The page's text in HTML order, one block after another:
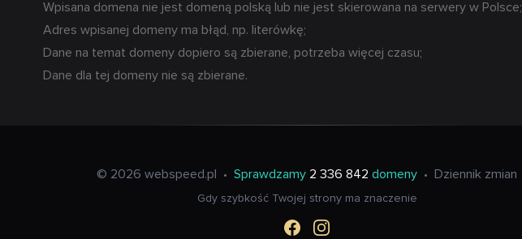
Wpisana domena nie jest domeną polską lub nie jest skierowana na serwery w Polsce;
Adres wpisanej domeny ma błąd, np. literówkę;
Dane na temat domeny dopiero są zbierane, potrzeba więcej czasu;
Dane dla tej domeny nie są zbierane.
© 2026 webspeed.pl • Sprawdzamy 2 336 842 domeny • Dziennik zmian
Gdy szybkość Twojej strony ma znaczenie